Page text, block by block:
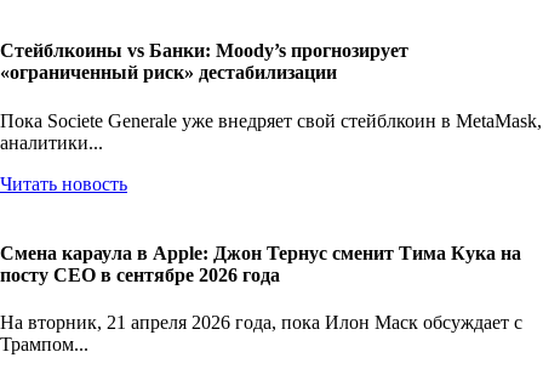
Стейблкоины vs Банки: Moody’s прогнозирует
«ограниченный риск» дестабилизации
Пока Societe Generale уже внедряет свой стейблкоин в MetaMask,
аналитики...
Читать новость
Смена караула в Apple: Джон Тернус сменит Тима Кука на
посту CEO в сентябре 2026 года
На вторник, 21 апреля 2026 года, пока Илон Маск обсуждает с
Трампом...